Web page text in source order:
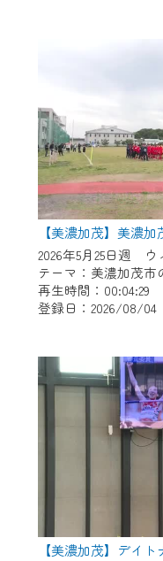
【美濃加茂】美濃
2026年5月25日週
テーマ：美濃加茂市
再生時間：00:04:29
登録日：2026/08/04
【美濃加茂】デイ